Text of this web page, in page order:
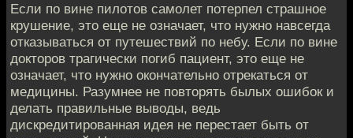
Если по вине пилотов самолет потерпел страшное
крушение, это еще не означает, что нужно навсегда
отказываться от путешествий по небу. Если по вине
докторов трагически погиб пациент, это еще не
означает, что нужно окончательно отрекаться от
медицины. Разумнее не повторять былых ошибок и
делать правильные выводы, ведь
дискредитированная идея не перестает быть от